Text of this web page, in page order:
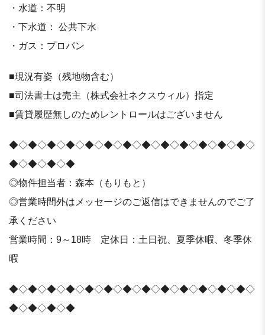
・水道：不明
・下水道： 公共下水
・ガス：プロパン
■現況有姿（残地物含む）
■司法書士は売主（株式会社ネクスウィル）指定
■賃貸履歴無しのためレントロールはございません
◆◇◆◇◆◇◆◇◆◇◆◇◆◇◆◇◆◇◆◇◆◇◆◇◆◇
◆◇◆◇◆◇◆
◎物件担当者：森本（もりもと）
◎営業時間外はメッセージのご返信はできませんのでご了
承ください
営業時間：9～18時 定休日：土日祝、夏季休暇、冬季休
暇
◆◇◆◇◆◇◆◇◆◇◆◇◆◇◆◇◆◇◆◇◆◇◆◇◆◇
◆◇◆◇◆◇◆